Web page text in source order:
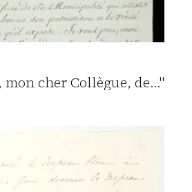
cher Collègue, de..."